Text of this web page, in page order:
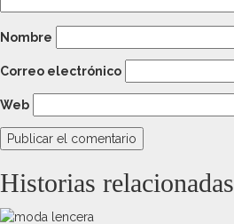
Nombre
Correo electrónico
Web
Historias relacionadas